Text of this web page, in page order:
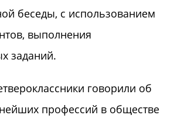
беседы, с использованием
выполнения
заданий.
говорили об
профессий в обществе